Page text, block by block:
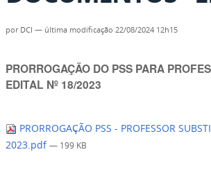
por DCI — última modificação 22/08/2024 12h15
PRORROGAÇÃO DO PSS PARA
EDITAL Nº 18/2023
PRORROGAÇÃO PSS - PROFESSOR
2023.pdf— 199 KB